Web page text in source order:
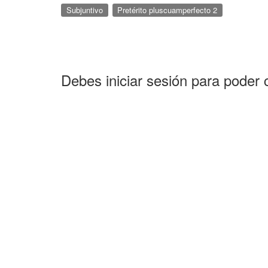
Subjuntivo Pretérito pluscuamperfecto 2
Debes iniciar sesión para poder